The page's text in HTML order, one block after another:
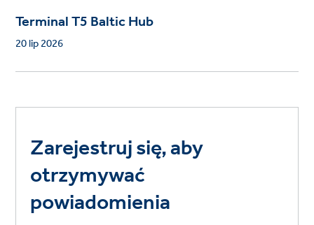
Terminal T5 Baltic Hub
20 lip 2026
Zarejestruj się, aby
otrzymywać
powiadomienia